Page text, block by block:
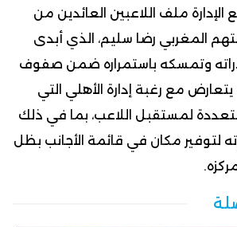
الإدارة ملف اللاعبين العائدين من
المغربي رضا سليم، الذي أبدى
وتمسكه باستمراره ضمن صفوف
يتعارض مع رغبة إدارة الأهلي التي
لمستقبل اللاعب، بما في ذلك
لتوفير مكان في قائمة الأجانب بظل